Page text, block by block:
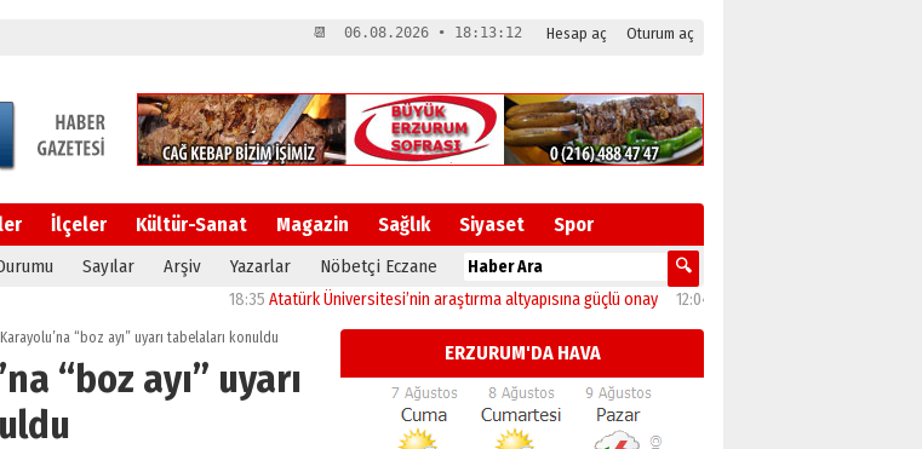
Hesap aç Oturum aç
📆 06.08.2026 • 18:13:13
İlçeler Kültür-Sanat Magazin Sağlık Siyaset Spor
Sayılar Arşiv Yazarlar Nöbetçi Eczane
Atatürk Üniversitesi’nin araştırma altyapısına güçlü onay 12:04 Oltu’da festival coşkusu konserle
“boz ayı” uyarı tabelaları konuldu
“boz ayı” uyarı
ERZURUM'DA HAVA